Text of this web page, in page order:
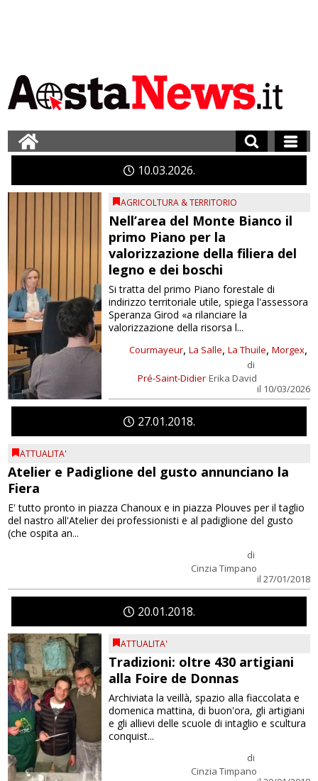
1003 2026
AGRICOLTURA & TERRITORIO
Nell’area del Monte Bianco il
primo Piano per la
valorizzazione della filiera del
legno e dei boschi
Courmayeur, La Salle, La Thuile, Morgex,
Pré-Saint-Didier
di
Erika David
il 10/03/2026
Si tratta del primo Piano forestale di
indirizzo territoriale utile, spiega l'assessora
Speranza Girod «a rilanciare la
valorizzazione della risorsa l...
2701 2018
ATTUALITA'
Atelier e Padiglione del gusto annunciano la
Fiera
di
Cinzia Timpano
il 27/01/2018
E' tutto pronto in piazza Chanoux e in piazza Plouves per il taglio
del nastro all'Atelier dei professionisti e al padiglione del gusto
(che ospita an...
2001 2018
ATTUALITA'
Tradizioni: oltre 430 artigiani
alla Foire de Donnas
di
Cinzia Timpano
Archiviata la veillà, spazio alla fiaccolata e
domenica mattina, di buon'ora, gli artigiani
e gli allievi delle scuole di intaglio e scultura
conquist...